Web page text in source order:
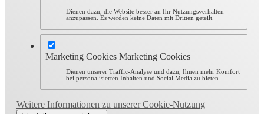
Dienen dazu, die Website besser an Ihr Nutzungsverhalten
anzupassen. Es werden keine Daten mit Dritten geteilt.
Marketing Cookies Marketing Cookies
Dienen unserer Traffic-Analyse und dazu, Ihnen mehr Komfort
bei personalisierten Inhalten und Social Media zu bieten.
Weitere Informationen zu unserer Cookie-Nutzung